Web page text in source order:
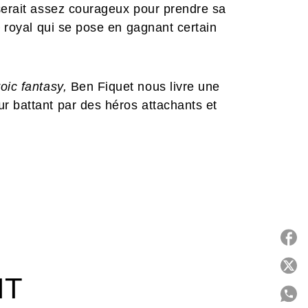
assez courageux pour prendre sa
qui se pose en gagnant certain
fantasy, Ben Fiquet nous livre une
battant par des héros attachants et